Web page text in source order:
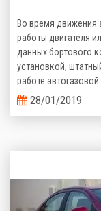
Во время движения
работы двигателя
данных бортового
установкой,
работе
газобаллонного
варианты.
28/01/2019